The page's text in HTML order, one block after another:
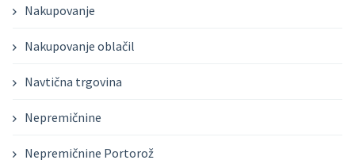
Nakupovanje
Nakupovanje oblačil
Navtična trgovina
Nepremičnine
Nepremičnine Portorož